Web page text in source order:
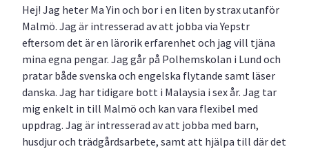
Hej! Jag heter Ma Yin och bor i en liten by strax utanför
Malmö. Jag är intresserad av att jobba via Yepstr
eftersom det är en lärorik erfarenhet och jag vill tjäna
mina egna pengar. Jag går på Polhemskolan i Lund och
pratar både svenska och engelska flytande samt läser
danska. Jag har tidigare bott i Malaysia i sex år. Jag tar
mig enkelt in till Malmö och kan vara flexibel med
uppdrag. Jag är intresserad av att jobba med barn,
husdjur och trädgårdsarbete, samt att hjälpa till där det